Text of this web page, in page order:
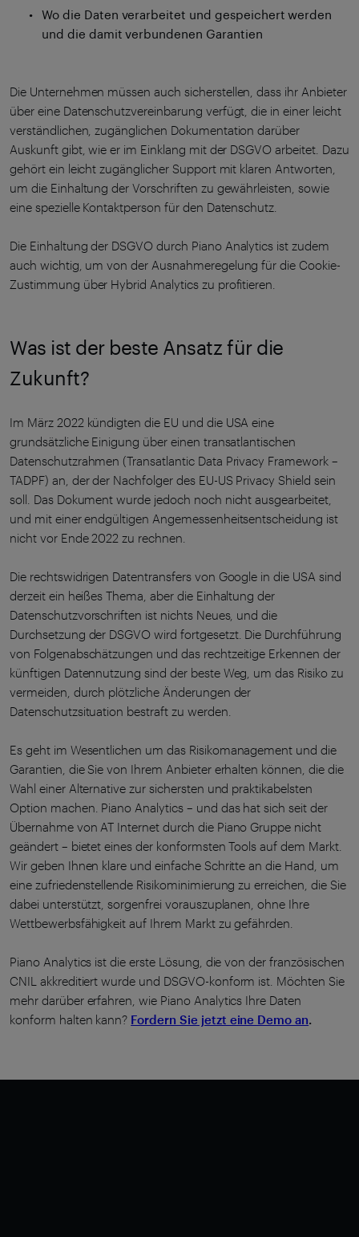
Wo die Daten verarbeitet und gespeichert werden
und die damit verbundenen Garantien
Die Unternehmen müssen auch sicherstellen, dass ihr Anbieter
über eine Datenschutzvereinbarung verfügt, die in einer leicht
verständlichen, zugänglichen Dokumentation darüber
Auskunft gibt, wie er im Einklang mit der DSGVO arbeitet. Dazu
gehört ein leicht zugänglicher Support mit klaren Antworten,
um die Einhaltung der Vorschriften zu gewährleisten, sowie
eine spezielle Kontaktperson für den Datenschutz.
Die Einhaltung der DSGVO durch Piano Analytics ist zudem
auch wichtig, um von der Ausnahmeregelung für die Cookie-
Zustimmung über Hybrid Analytics zu profitieren.
Was ist der beste Ansatz für die
Zukunft?
Im März 2022 kündigten die EU und die USA eine
grundsätzliche Einigung über einen transatlantischen
Datenschutzrahmen (Transatlantic Data Privacy Framework –
TADPF) an, der der Nachfolger des EU-US Privacy Shield sein
soll. Das Dokument wurde jedoch noch nicht ausgearbeitet,
und mit einer endgültigen Angemessenheitsentscheidung ist
nicht vor Ende 2022 zu rechnen.
Die rechtswidrigen Datentransfers von Google in die USA sind
derzeit ein heißes Thema, aber die Einhaltung der
Datenschutzvorschriften ist nichts Neues, und die
Durchsetzung der DSGVO wird fortgesetzt. Die Durchführung
von Folgenabschätzungen und das rechtzeitige Erkennen der
künftigen Datennutzung sind der beste Weg, um das Risiko zu
vermeiden, durch plötzliche Änderungen der
Datenschutzsituation bestraft zu werden.
Es geht im Wesentlichen um das Risikomanagement und die
Garantien, die Sie von Ihrem Anbieter erhalten können, die die
Wahl einer Alternative zur sichersten und praktikabelsten
Option machen. Piano Analytics – und das hat sich seit der
Übernahme von AT Internet durch die Piano Gruppe nicht
geändert – bietet eines der konformsten Tools auf dem Markt.
Wir geben Ihnen klare und einfache Schritte an die Hand, um
eine zufriedenstellende Risikominimierung zu erreichen, die Sie
dabei unterstützt, sorgenfrei vorauszuplanen, ohne Ihre
Wettbewerbsfähigkeit auf Ihrem Markt zu gefährden.
Piano Analytics ist die erste Lösung, die von der französischen
CNIL akkreditiert wurde und DSGVO-konform ist. Möchten Sie
mehr darüber erfahren, wie Piano Analytics Ihre Daten
konform halten kann? Fordern Sie jetzt eine Demo an.